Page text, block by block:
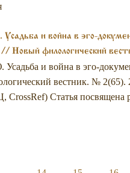
Усадьба и война в эго-
Новый филологический
и война в эго-
вестник. № 2(65).
Cтатья посвящена